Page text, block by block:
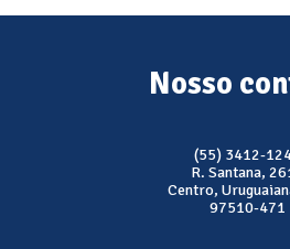
Nosso
(55) 3412-
R. Santana,
Centro,
97510-471